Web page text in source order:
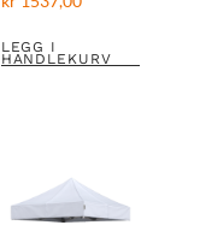
LEGG I
HANDLEKURV